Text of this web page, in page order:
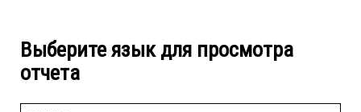
Выберите язык для просмотра
отчета